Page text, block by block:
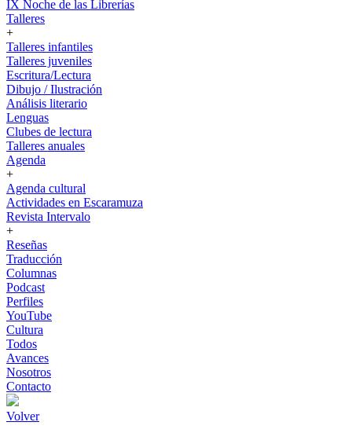
IX Noche de las Librerías
Talleres
+
Talleres infantiles
Talleres juveniles
Escritura/Lectura
Dibujo / Ilustración
Análisis literario
Lenguas
Clubes de lectura
Talleres anuales
Agenda
+
Agenda cultural
Actividades en Escaramuza
Revista Intervalo
+
Reseñas
Traducción
Columnas
Podcast
Perfiles
YouTube
Cultura
Todos
Avances
Nosotros
Contacto
Volver